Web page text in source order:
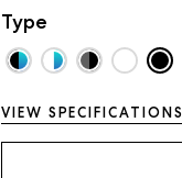
Type
VIEW SPECIFICATIONS